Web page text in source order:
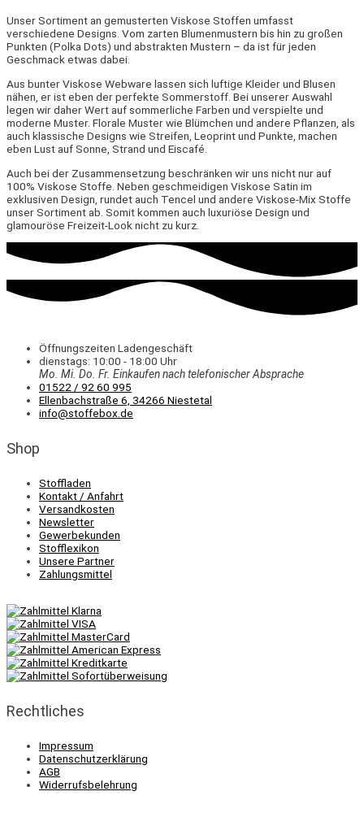
Unser Sortiment an gemusterten Viskose Stoffen umfasst
verschiedene Designs. Vom zarten Blumenmustern bis hin zu großen
Punkten (Polka Dots) und abstrakten Mustern – da ist für jeden
Geschmack etwas dabei.
Aus bunter Viskose Webware lassen sich luftige Kleider und Blusen
nähen, er ist eben der perfekte Sommerstoff. Bei unserer Auswahl
legen wir daher Wert auf sommerliche Farben und verspielte und
moderne Muster. Florale Muster wie Blümchen und andere Pflanzen, als
auch klassische Designs wie Streifen, Leoprint und Punkte, machen
eben Lust auf Sonne, Strand und Eiscafé.
Auch bei der Zusammensetzung beschränken wir uns nicht nur auf
100% Viskose Stoffe. Neben geschmeidigen Viskose Satin im
exklusiven Design, rundet auch Tencel und andere Viskose-Mix Stoffe
unser Sortiment ab. Somit kommen auch luxuriöse Design und
glamouröse Freizeit-Look nicht zu kurz.
Öffnungszeiten Ladengeschäft
dienstags: 10:00 - 18:00 Uhr
Mo. Mi. Do. Fr. Einkaufennach telefonischer Absprache
01522 / 92 60 995
Ellenbachstraße 6, 34266 Niestetal
info@stoffebox.de
Shop
Stoffladen
Kontakt / Anfahrt
Versandkosten
Newsletter
Gewerbekunden
Stofflexikon
Unsere Partner
Zahlungsmittel
Rechtliches
Impressum
Datenschutzerklärung
AGB
Widerrufsbelehrung